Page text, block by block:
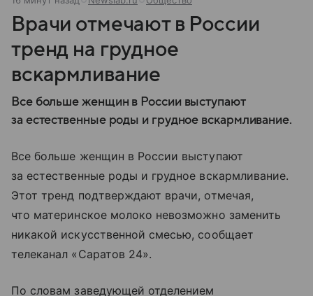
Врачи отмечают в России
тренд на грудное
вскармливание
Все больше женщин в России выступают
за естественные роды и грудное вскармливание.
Все больше женщин в России выступают
за естественные роды и грудное вскармливание.
Этот тренд подтверждают врачи, отмечая,
что материнское молоко невозможно заменить
никакой искусственной смесью, сообщает
телеканал «Саратов 24».
По словам заведующей отделением